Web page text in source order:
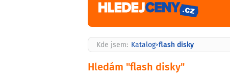
Kde jsem: Katalog>flash disky
Hledám "flash disky"